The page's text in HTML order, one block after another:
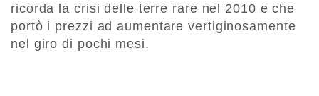
ricorda la crisi delle terre rare nel 2010 e che
portò i prezzi ad aumentare vertiginosamente
nel giro di pochi mesi.